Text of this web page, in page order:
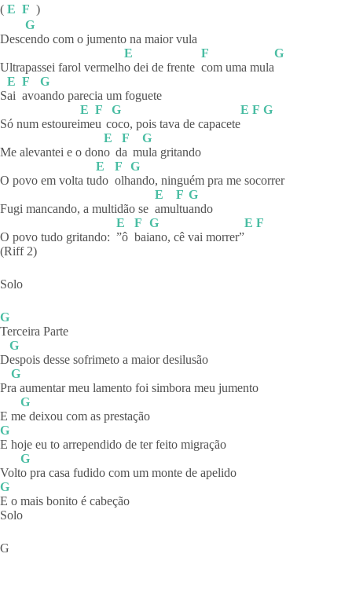
( E F )
Desc
G
endo com o jumento na maior vula
Ultrapassei farol vermelh
E
o dei de frente
F
com uma mula
G
S
E
ai
F
avo
G
ando parecia um foguete
Só num estourei
E
me
F
u c
G
oco, pois tava de capacete
E F G
Me alevantei e o don
E
o d
F
a m
G
ula gritando
O povo em volta tu
E
do
F
olh
G
ando, ninguém pra me socorrer
Fugi mancando, a multidão se
E
amu
F
ltu
G
ando
O povo tudo gritando:
E
”ô
F
bai
G
ano, cê vai morrer”
E F
(Riff 2)
Solo
G
Terceira Parte
D
G
espois desse sofrimeto a maior desilusão
Pr
G
a aumentar meu lamento foi simbora meu jumento
E m
G
e deixou com as prestação
G
E hoje eu to arrependido de ter feito migração
Volt
G
o pra casa fudido com um monte de apelido
G
E o mais bonito é cabeção
Solo
G